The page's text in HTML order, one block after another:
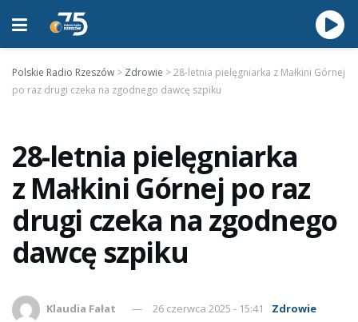
Polskie Radio Rzeszów > Zdrowie >28-letnia pielęgniarka z Małkini Górnej
po raz drugi czeka na zgodnego dawcę szpiku
28-letnia pielęgniarka
z Małkini Górnej po raz
drugi czeka na zgodnego
dawcę szpiku
Klaudia Fałat 26 czerwca 2025 - 15:41
Zdrowie